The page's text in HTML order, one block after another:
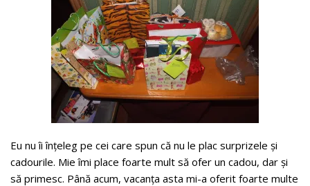
Eu nu îi înțeleg pe cei care spun că nu le plac surprizele și
cadourile. Mie îmi place foarte mult să ofer un cadou, dar și
să primesc. Până acum, vacanța asta mi-a oferit foarte multe